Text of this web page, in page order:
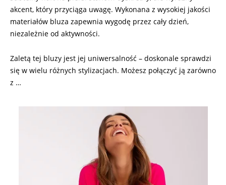
akcent, który przyciąga uwagę. Wykonana z wysokiej jakości
materiałów bluza zapewnia wygodę przez cały dzień,
niezależnie od aktywności.
Zaletą tej bluzy jest jej uniwersalność – doskonale sprawdzi
się w wielu różnych stylizacjach. Możesz połączyć ją zarówno
z …